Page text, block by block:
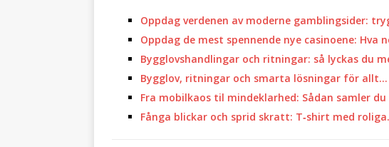
Oppdag verdenen av moderne gamblingsider:
Oppdag de mest spennende nye casinoene: Hva
Bygglovshandlingar och ritningar: så lyckas du
Bygglov, ritningar och smarta lösningar för allt…
Fra mobilkaos til mindeklarhed: Sådan samler
Fånga blickar och sprid skratt: T‑shirt med